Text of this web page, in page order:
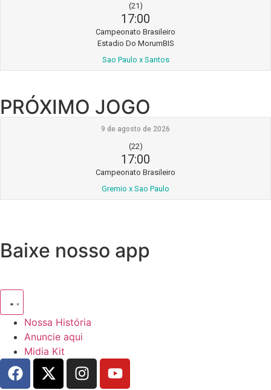
(21)
17:00
Campeonato Brasileiro
Estadio Do MorumBIS
Sao Paulo x Santos
PRÓXIMO JOGO
9 de agosto de 2026
(22)
17:00
Campeonato Brasileiro
Gremio x Sao Paulo
Baixe nosso app
Nossa História
Anuncie aqui
Midia Kit